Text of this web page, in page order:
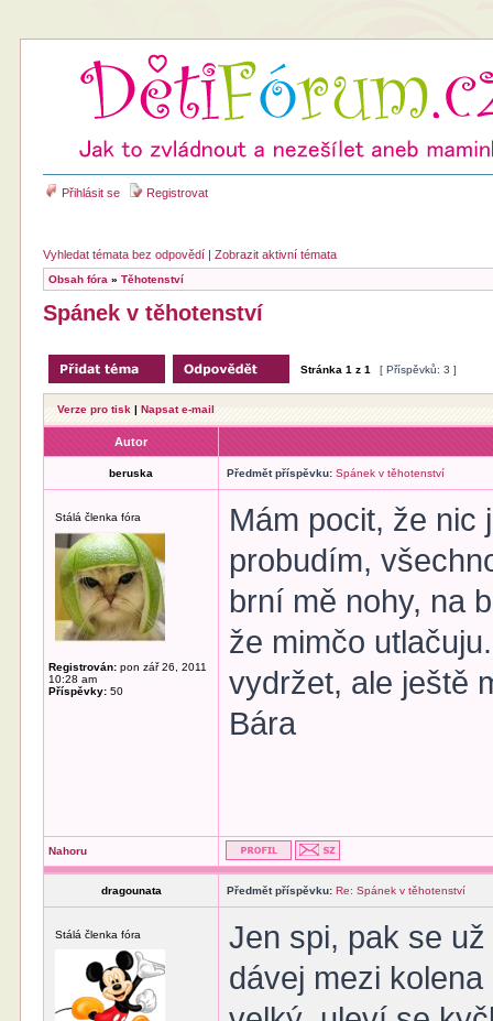
Přihlásit se Registrovat
Vyhledat témata bez odpovědí |Zobrazit aktivní témata
Obsah fóra »Těhotenství
Spánek v těhotenství
Stránka1 z1 [ Příspěvků: 3 ]
Verze pro tisk |Napsat e-mail
Autor
beruska Předmět příspěvku: Spánek v těhotenství
Stálá členka fóra
Registrován: pon zář 26, 2011
10:28 am
Příspěvky: 50
Mám pocit, že nic
probudím,
brní mě nohy, na
že mimčo
vydržet, ale ještě
Bára
Nahoru
dragounata Předmět příspěvku: Re: Spánek v těhotenství
Stálá členka fóra
Jen spi, pak se
dávej mezi